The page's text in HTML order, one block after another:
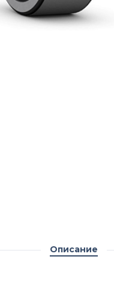
Описание